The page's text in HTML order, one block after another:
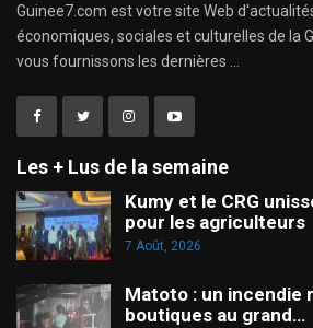
Guinee7.com est votre site Web
économiques, sociales et culturelles de la
vous fournissons les dernières ...
Les + Lus de la semaine
Kumy et le CRG
pour les agriculteurs
7 Août, 2026
Matoto : un incendie
boutiques au grand…